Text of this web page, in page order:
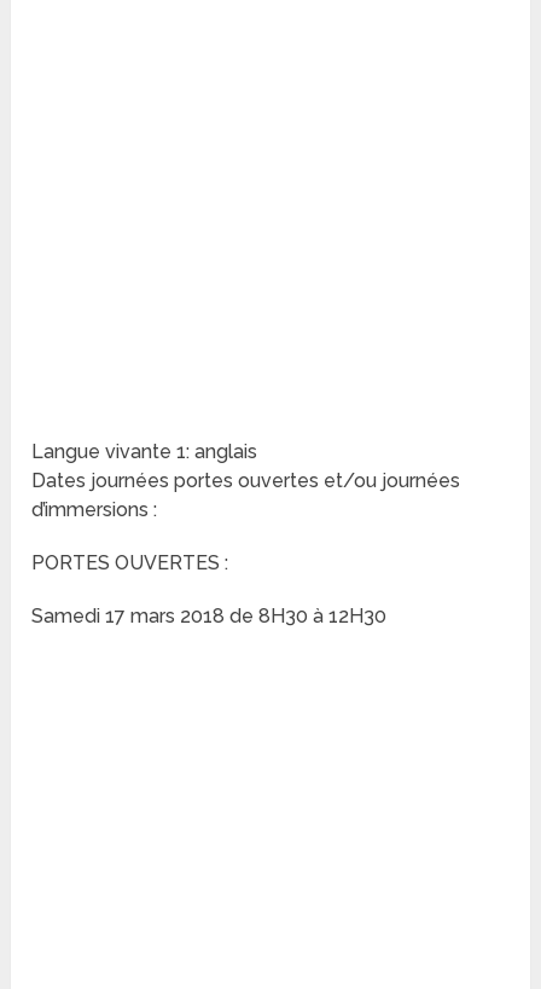
Langue vivante 1: anglais
Dates journées portes ouvertes et/ou journées
d’immersions :
PORTES OUVERTES :
Samedi 17 mars 2018 de 8H30 à 12H30